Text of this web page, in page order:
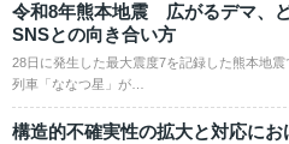
令和8年熊本地震 広がるデマ、
SNSとの向き合い方
28日に発生した最大震度7を記録した熊本地
列車「ななつ星」が…
構造的不確実性の拡大と対応にお